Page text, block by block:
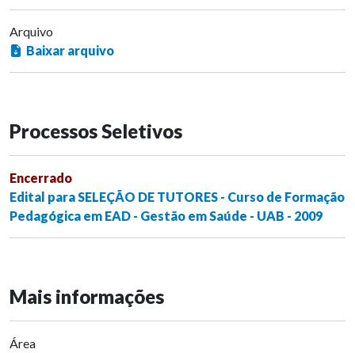
Arquivo
Baixar arquivo
Processos Seletivos
Encerrado
Edital para SELEÇÃO DE TUTORES - Curso de Formação
Pedagógica em EAD - Gestão em Saúde - UAB - 2009
Mais informações
Área